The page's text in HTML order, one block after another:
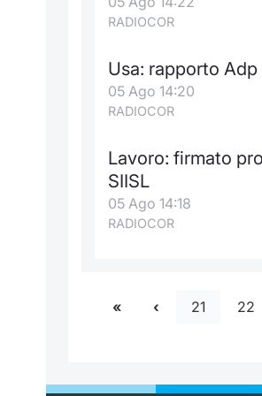
RADIOCOR
Usa: rapporto
05 Ago 14:20
RADIOCOR
Lavoro: firmato
SIISL
05 Ago 14:18
RADIOCOR
21 22